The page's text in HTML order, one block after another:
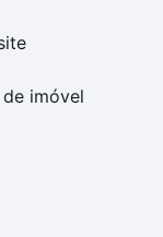
imóvel